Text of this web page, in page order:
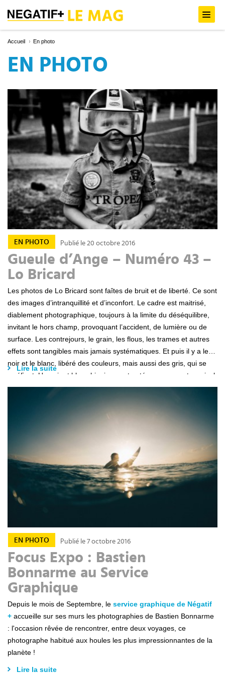
Accueil En photo
EN PHOTO
EN PHOTO Publié le 20 octobre 2016
Gueule d’Ange – Numéro 43 –
Lo Bricard
Les photos de Lo Bricard sont faîtes de bruit et de liberté. Ce sont
des images d’intranquillité et d’inconfort. Le cadre est maitrisé,
diablement photographique, toujours à la limite du déséquilibre,
invitant le hors champ, provoquant l’accident, de lumière ou de
surface. Les contrejours, le grain, les flous, les trames et autres
effets sont tangibles mais jamais systématiques. Et puis il y a le
noir et le blanc, libéré des couleurs, mais aussi des gris, qui se
raréfient. Un noir et blanc binaire, contrasté, exsangue et musical.
Lo Bricard n’agence pas, n’ordonne pas.
Lire la suite
EN PHOTO Publié le 7 octobre 2016
Focus Expo : Bastien
Bonnarme au Service
Graphique
Depuis le mois de Septembre, le service graphique de Négatif
+ accueille sur ses murs les photographies de Bastien Bonnarme
: l'occasion rêvée de rencontrer, entre deux voyages, ce
photographe habitué aux houles les plus impressionnantes de la
planète !
Lire la suite